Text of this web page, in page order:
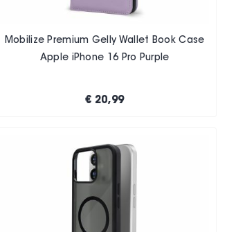
Mobilize Premium Gelly Wallet Book Case
Apple iPhone 16 Pro Purple
€ 20,99